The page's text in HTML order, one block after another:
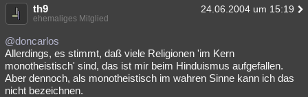
th9 24.06.2004 um 15:19
ehemaliges Mitglied
@doncarlos
Allerdings, es stimmt, daß viele Religionen 'im Kern
monotheistisch' sind, das ist mir beim Hinduismus aufgefallen.
Aber dennoch, als monotheistisch im wahren Sinne kann ich das
nicht bezeichnen.